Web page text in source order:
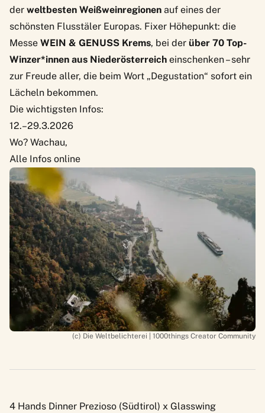
der weltbesten Weißweinregionen auf eines der
schönsten Flusstäler Europas. Fixer Höhepunkt: die
Messe WEIN & GENUSS Krems, bei der über 70 Top-
Winzer*innen aus Niederösterreich einschenken – sehr
zur Freude aller, die beim Wort „Degustation“ sofort ein
Lächeln bekommen.
Die wichtigsten Infos:
12.–29.3.2026
Wo? Wachau,
Alle Infos online
(c) Die Weltbelichterei | 1000things Creator Community
4 Hands Dinner Prezioso (Südtirol) x Glasswing